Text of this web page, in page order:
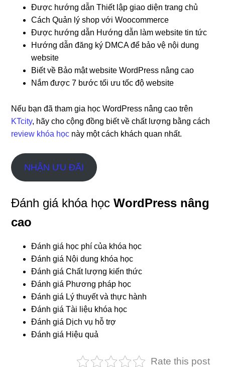
Được hướng dẫn Thiết lập giao diện trang chủ
Cách Quản lý shop với Woocommerce
Được hướng dẫn Hướng dẫn làm website tin tức
Hướng dẫn đăng ký DMCA để bảo vệ nội dung
website
Biết về Bảo mật website WordPress nâng cao
Nắm được 7 bước tối ưu tốc độ website
Nếu bạn đã tham gia học WordPress nâng cao trên
KTcity, hãy cho cộng đồng biết về chất lượng bằng cách
review khóa học này một cách khách quan nhất.
NHẬN ƯU ĐÃI
Đánh giá khóa họcWordPress nâng
cao
Đánh giá học phí của khóa học
Đánh giá Nội dung khóa học
Đánh giá Chất lượng kiến thức
Đánh giá Phương pháp học
Đánh giá Lý thuyết và thực hành
Đánh giá Tài liệu khóa học
Đánh giá Dịch vụ hỗ trợ
Đánh giá Hiệu quả
Rate this post